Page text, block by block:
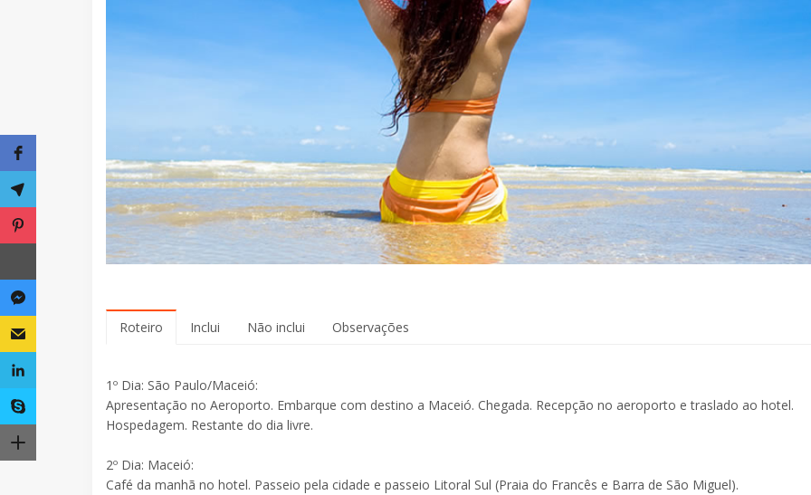
Roteiro Inclui Não inclui Observações
1º Dia: São Paulo/Maceió:
Apresentação no Aeroporto. Embarque com destino a Maceió. Chegada. Recepção no aeroporto e traslado ao hotel.
Hospedagem. Restante do dia livre.
2º Dia: Maceió:
Café da manhã no hotel. Passeio pela cidade e passeio Litoral Sul (Praia do Francês e Barra de São Miguel).